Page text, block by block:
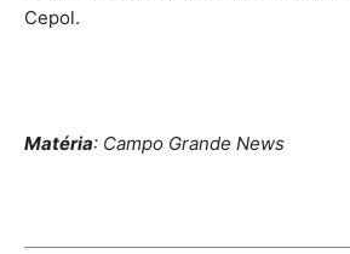
Cepol.
Matéria: Campo Grande News